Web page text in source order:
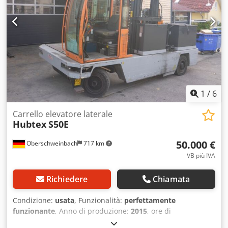
1 / 6
Oberschweinbach 717 km
Carrello elevatore laterale
HubtexS50E
50.000 €
VB più IVA
Richiedere Chiamata
Condizione: usata, Funzionalità: perfettamente
funzionante, Anno di produzione: 2015, ore di
, portata: